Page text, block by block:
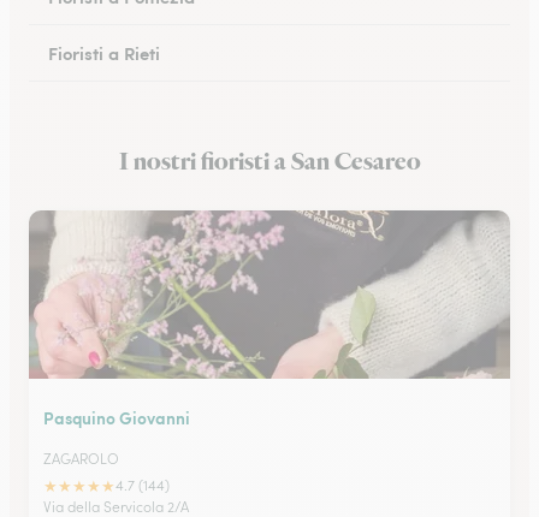
Fioristi a Rieti
Fioristi a AnzioI nostri fioristi a San Cesareo
Pasquino Giovanni
ZAGAROLO
★★★★★4.7 (144)
Via della Servicola 2/A